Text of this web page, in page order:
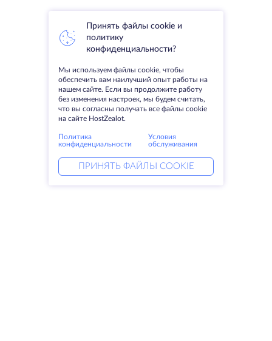
Принять файлы cookie и
политику
конфиденциальности?
Мы используем файлы cookie, чтобы
обеспечить вам наилучший опыт работы на
нашем сайте. Если вы продолжите работу
без изменения настроек, мы будем считать,
что вы согласны получать все файлы cookie
на сайте HostZealot.
Политика
конфиденциальности
Условия
обслуживания
ПРИНЯТЬ ФАЙЛЫ COOKIE